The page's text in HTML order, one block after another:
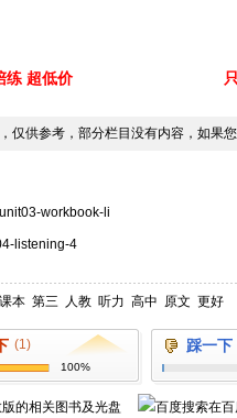
练 超低价
仅供参考，部分栏目没有内容，如果
workbook-li
listening-4
本 第三 人教 听力 高中 原文 更好
(1)
100%
踩一下
的相关图书及光盘 在百